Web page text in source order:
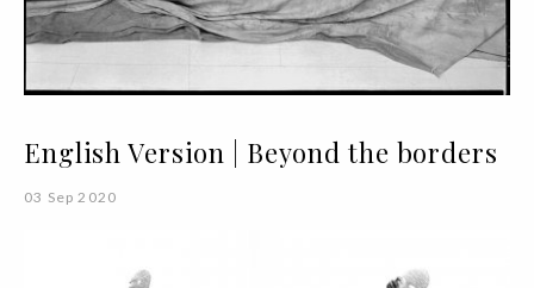
English Version | Beyond the borders
03 Sep 2020